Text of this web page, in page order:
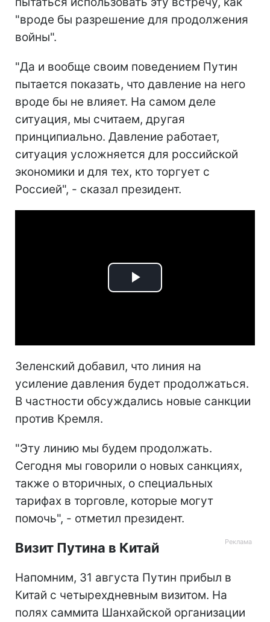
"вроде бы разрешение для продолжения
войны".
"Да и вообще своим поведением Путин
пытается показать, что давление на него
вроде бы не влияет. На самом деле
ситуация, мы считаем, другая
принципиально. Давление работает,
ситуация усложняется для российской
экономики и для тех, кто торгует с
Россией", - сказал президент.
Play
Зеленский добавил, что линия на
усиление давления будет продолжаться.
В частности обсуждались новые санкции
против Кремля.
"Эту линию мы будем продолжать.
Сегодня мы говорили о новых санкциях,
также о вторичных, о специальных
тарифах в торговле, которые могут
помочь", - отметил президент.
Визит Путина в Китай
Напомним, 31 августа Путин прибыл в
Китай с четырехдневным визитом. На
полях саммита Шанхайской организации